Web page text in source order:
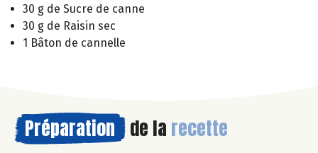
30 g de Sucre de canne
30 g de Raisin sec
1 Bâton de cannelle
Préparation de la recette